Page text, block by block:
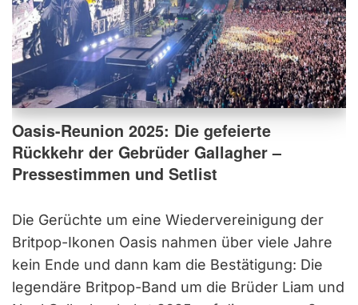
Oasis-Reunion 2025: Die gefeierte
Rückkehr der Gebrüder Gallagher –
Pressestimmen und Setlist
Die Gerüchte um eine Wiedervereinigung der
Britpop-Ikonen Oasis nahmen über viele Jahre
kein Ende und dann kam die Bestätigung: Die
legendäre Britpop-Band um die Brüder Liam und